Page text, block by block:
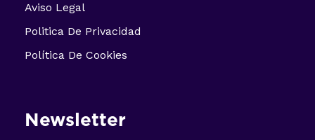
Aviso Legal
Politica De Privacidad
Política De Cookies
Newsletter